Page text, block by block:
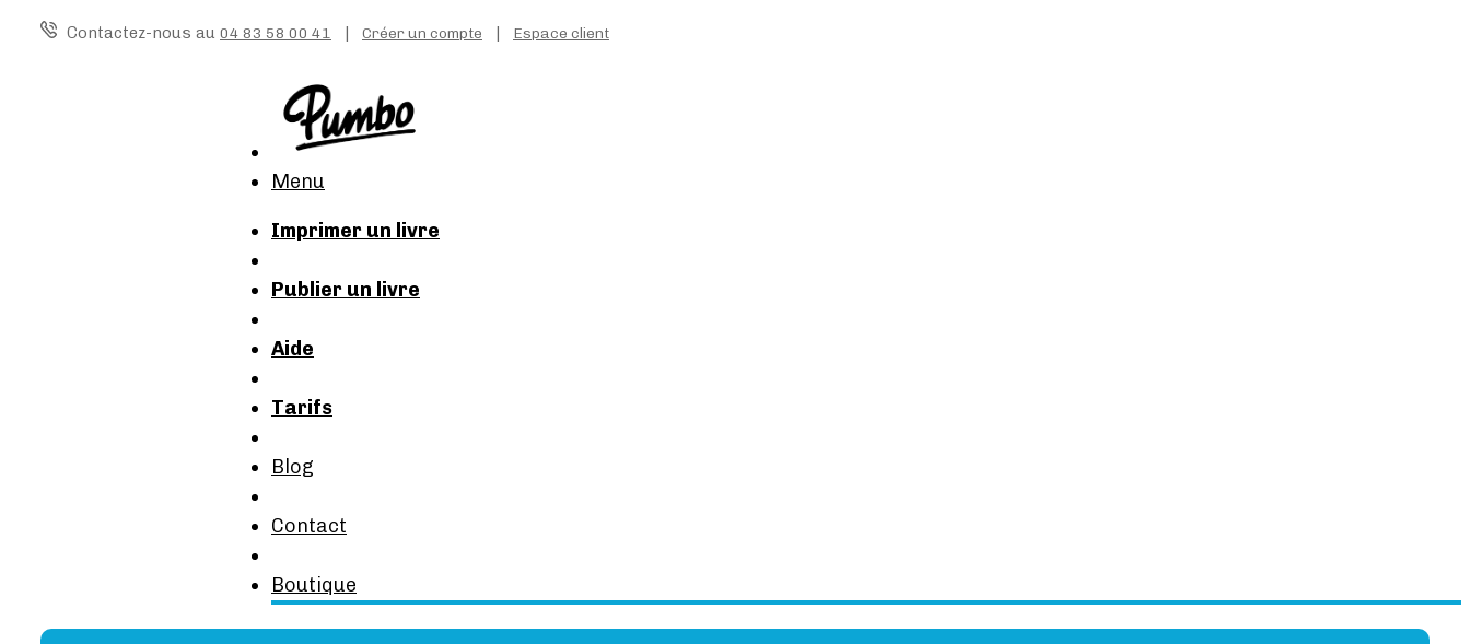
Contactez-nous au 04 83 58 00 41 | Créer un compte | Espace client
Menu
Imprimer un livre
Publier un livre
Aide
Tarifs
Blog
Contact
Boutique